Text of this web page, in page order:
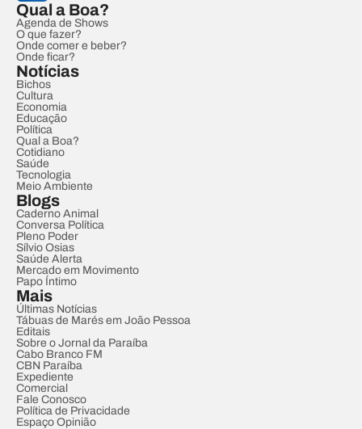
Qual a Boa?
Agenda de Shows
O que fazer?
Onde comer e beber?
Onde ficar?
Notícias
Bichos
Cultura
Economia
Educação
Política
Qual a Boa?
Cotidiano
Saúde
Tecnologia
Meio Ambiente
Blogs
Caderno Animal
Conversa Política
Pleno Poder
Sílvio Osias
Saúde Alerta
Mercado em Movimento
Papo Íntimo
Mais
Últimas Notícias
Tábuas de Marés em João Pessoa
Editais
Sobre o Jornal da Paraíba
Cabo Branco FM
CBN Paraíba
Expediente
Comercial
Fale Conosco
Política de Privacidade
Espaço Opinião